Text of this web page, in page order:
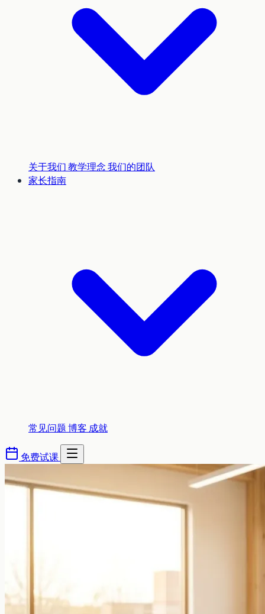
关于我们教学理念我们的团队
家长指南
常见问题博客 成就
免费试课